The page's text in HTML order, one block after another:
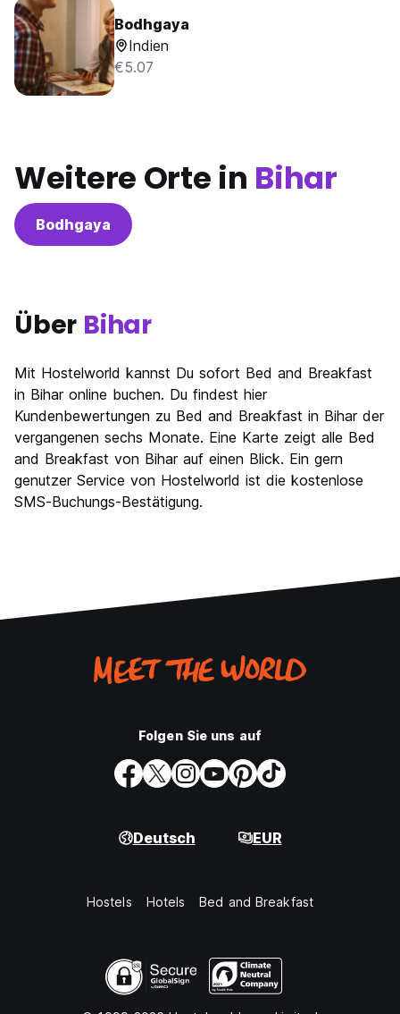
Bodhgaya
Indien
€5.07
Weitere Orte in Bihar
Bodhgaya
Über Bihar
Mit Hostelworld kannst Du sofort Bed and Breakfast
in Bihar online buchen. Du findest hier
Kundenbewertungen zu Bed and Breakfast in Bihar der
vergangenen sechs Monate. Eine Karte zeigt alle Bed
and Breakfast von Bihar auf einen Blick. Ein gern
genutzer Service von Hostelworld ist die kostenlose
SMS-Buchungs-Bestätigung.
Folgen Sie uns auf
Deutsch EUR
Hostels Hotels Bed and Breakfast